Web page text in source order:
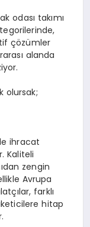
odası takımı
çözümler
alanda
olursak;
ihracat
Kaliteli
zengin
Avrupa
farklı
hitap